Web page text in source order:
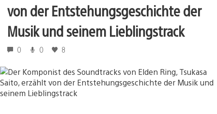
von der Entstehungsgeschichte der
Musik und seinem Lieblingstrack
0 0 8